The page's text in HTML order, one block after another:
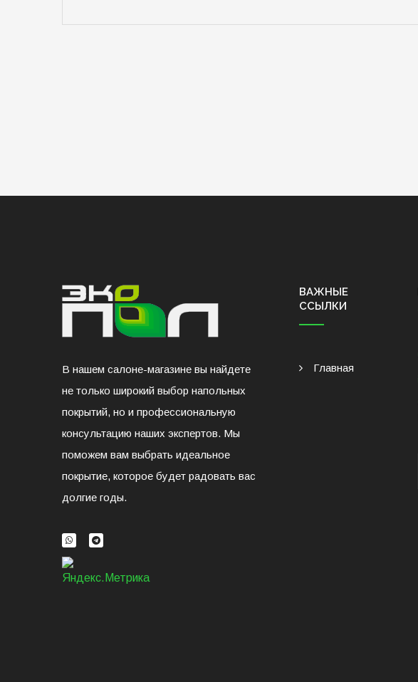
В нашем салоне-магазине вы найдете
не только широкий выбор напольных
покрытий, но и профессиональную
консультацию наших экспертов. Мы
поможем вам выбрать идеальное
покрытие, которое будет радовать вас
долгие годы.
ВАЖНЫЕ
ССЫЛКИ
Главная